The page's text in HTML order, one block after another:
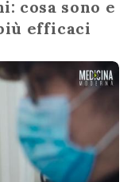
cosa sono e
efficaci